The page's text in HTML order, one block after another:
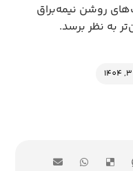
روشن نیمه‌براق
به نظر برسد.